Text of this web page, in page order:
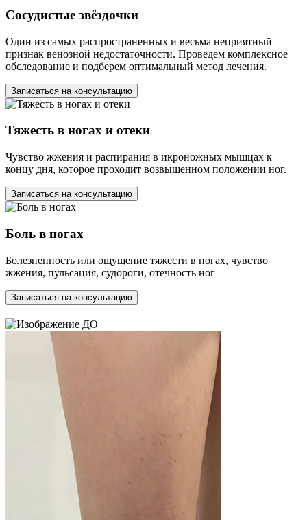
Сосудистые звёздочки
Один из самых распространенных и весьма неприятный
признак венозной недостаточности. Проведем комплексное
обследование и подберем оптимальный метод лечения.
Записаться на консультацию
Тяжесть в ногах и отеки
Чувство жжения и распирания в икроножных мышцах к
концу дня, которое проходит возвышенном положении ног.
Записаться на консультацию
Боль в ногах
Болезненность или ощущение тяжести в ногах, чувство
жжения, пульсация, судороги, отечность ног
Записаться на консультацию